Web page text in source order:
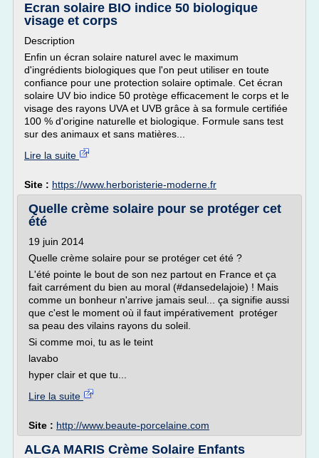
Ecran solaire BIO indice 50 biologique
visage et corps
Description
Enfin un écran solaire naturel avec le maximum
d'ingrédients biologiques que l'on peut utiliser en toute
confiance pour une protection solaire optimale. Cet écran
solaire UV bio indice 50 protège efficacement le corps et le
visage des rayons UVA et UVB grâce à sa formule certifiée
100 % d'origine naturelle et biologique. Formule sans test
sur des animaux et sans matières...
Lire la suite
Site : https://www.herboristerie-moderne.fr
Quelle crème solaire pour se protéger cet
été
19 juin 2014
Quelle crème solaire pour se protéger cet été ?
L'été pointe le bout de son nez partout en France et ça
fait carrément du bien au moral (#dansedelajoie) ! Mais
comme un bonheur n'arrive jamais seul... ça signifie aussi
que c'est le moment où il faut impérativement protéger
sa peau des vilains rayons du soleil.
Si comme moi, tu as le teint
lavabo
hyper clair et que tu...
Lire la suite
Site : http://www.beaute-porcelaine.com
ALGA MARIS Crème Solaire Enfants